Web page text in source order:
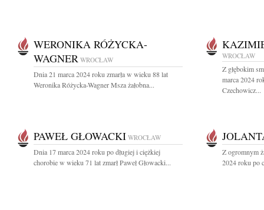
WERONIKA RÓŻYCKA-
WAGNER WROCŁAW
Dnia 21 marca 2024 roku zmarła w wieku 88 lat
Weronika Różycka-Wagner Msza żałobna...
WROCŁAW
Z głębokim
marca 2024
Czechowicz...
PAWEŁ GŁOWACKI WROCŁAW
Dnia 17 marca 2024 roku po długiej i ciężkiej
chorobie w wieku 71 lat zmarł Paweł Głowacki...
Z ogromnym
2024 roku po